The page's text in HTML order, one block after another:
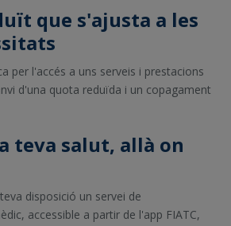
que s'ajusta a les
per l'accés a uns serveis i prestacions
d'una quota reduïda i un copagament
teva salut, allà on
disposició un servei de
accessible a partir de l'app FIATC,